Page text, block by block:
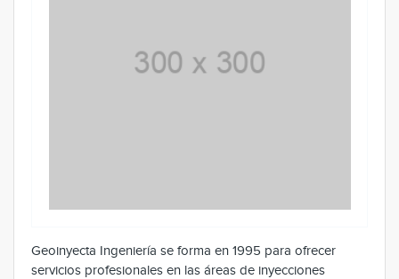
Geoinyecta Ingeniería se forma en 1995 para ofrecer
servicios profesionales en las áreas de inyecciones